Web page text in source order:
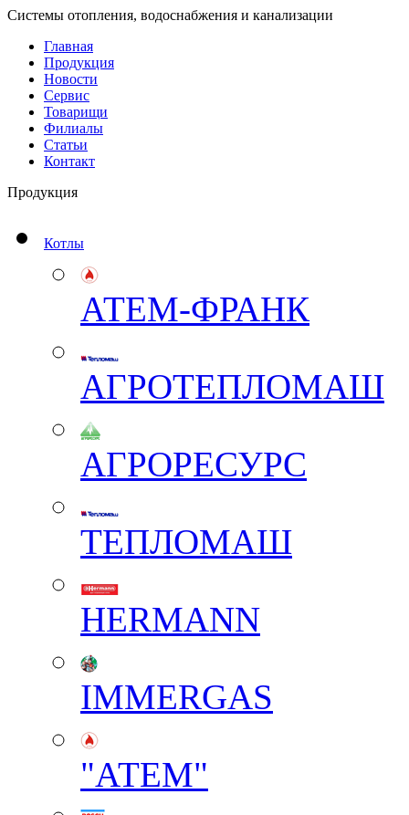
Системы отопления, водоснабжения и канализации
Главная
Продукция
Новости
Сервис
Товарищи
Филиалы
Статьи
Контакт
Продукция
Котлы
АТЕМ-ФРАНК
АГРОТЕПЛОМАШ
АГРОРЕСУРС
ТЕПЛОМАШ
HERMANN
IMMERGAS
"АТЕМ"